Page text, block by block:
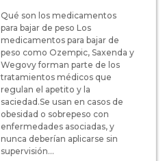
Qué son los medicamentos
para bajar de peso Los
medicamentos para bajar de
peso como Ozempic, Saxenda y
Wegovy forman parte de los
tratamientos médicos que
regulan el apetito y la
saciedad.Se usan en casos de
obesidad o sobrepeso con
enfermedades asociadas, y
nunca deberían aplicarse sin
supervisión...